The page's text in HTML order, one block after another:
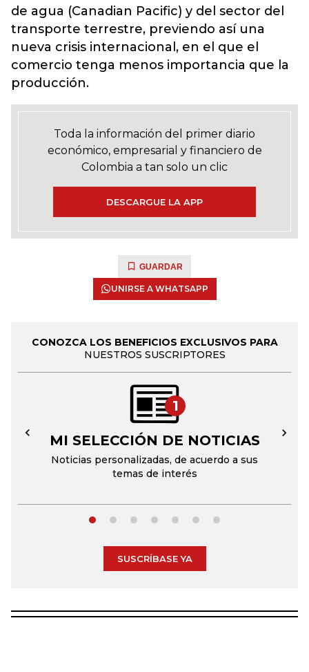
de agua (Canadian Pacific) y del sector del
transporte terrestre, previendo así una
nueva crisis internacional, en el que el
comercio tenga menos importancia que la
producción.
Toda la información del primer diario
económico, empresarial y financiero de
Colombia a tan solo un clic
DESCARGUE LA APP
GUARDAR
UNIRSE A WHATSAPP
CONOZCA LOS BENEFICIOS EXCLUSIVOS PARA
NUESTROS SUSCRIPTORES
1
MI SELECCIÓN DE NOTICIAS
Noticias personalizadas, de acuerdo a sus
temas de interés
← →
SUSCRÍBASE YA